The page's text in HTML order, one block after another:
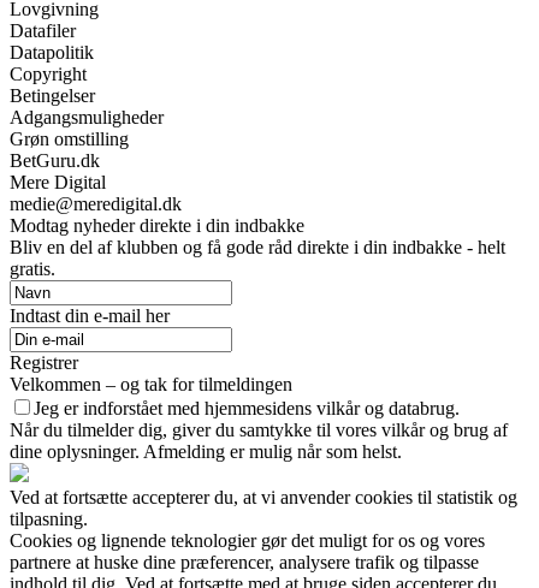
Lovgivning
Datafiler
Datapolitik
Copyright
Betingelser
Adgangsmuligheder
Grøn omstilling
BetGuru.dk
Mere Digital
medie@meredigital.dk
Modtag nyheder direkte i din indbakke
Bliv en del af klubben og få gode råd direkte i din indbakke - helt
gratis.
Indtast din e-mail her
Registrer
Velkommen – og tak for tilmeldingen
Jeg er indforstået med hjemmesidens vilkår og databrug.
Når du tilmelder dig, giver du samtykke til vores vilkår og brug af
dine oplysninger. Afmelding er mulig når som helst.
Ved at fortsætte accepterer du, at vi anvender cookies til statistik og
tilpasning.
Cookies og lignende teknologier gør det muligt for os og vores
partnere at huske dine præferencer, analysere trafik og tilpasse
indhold til dig. Ved at fortsætte med at bruge siden accepterer du